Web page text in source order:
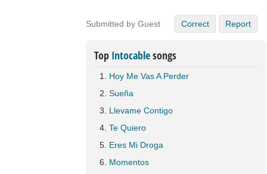
Submitted by Guest Correct Report
Top Intocablesongs
Hoy Me Vas A Perder
Sueña
Llevame Contigo
Te Quiero
Eres Mi Droga
Momentos